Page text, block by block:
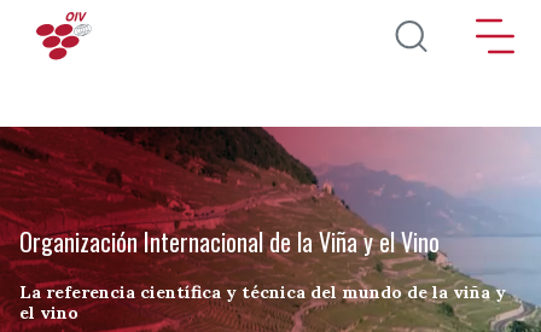
Pasar al contenido principal
Organización Internacional de la Viña y el Vino
La referencia científica y técnica del mundo de la viña y
el vino